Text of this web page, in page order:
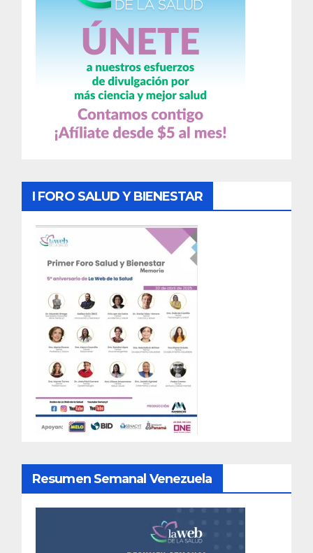
I FORO SALUD Y BIENESTAR
Resumen Semanal Venezuela